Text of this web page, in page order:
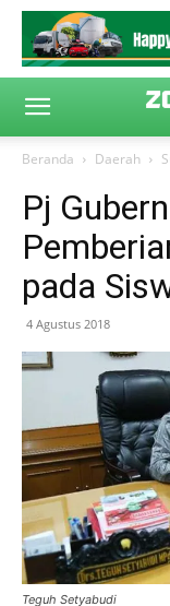
Beranda Daerah
Pj
pada
4 Agustus 2018
Teguh Setyabudi